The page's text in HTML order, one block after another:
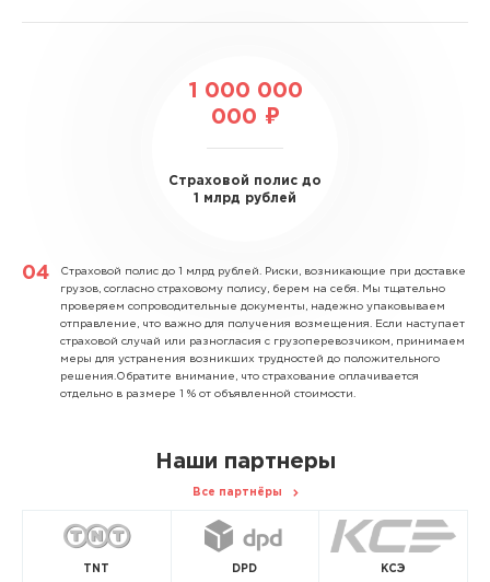
1 000 000
000 ₽
Страховой полис до
1 млрд рублей
Страховой полис до 1 млрд рублей. Риски, возникающие при доставке
грузов, согласно страховому полису, берем на себя. Мы тщательно
проверяем сопроводительные документы, надежно упаковываем
отправление, что важно для получения возмещения. Если наступает
страховой случай или разногласия с грузоперевозчиком, принимаем
меры для устранения возникших трудностей до положительного
решения.Обратите внимание, что страхование оплачивается
отдельно в размере 1 % от объявленной стоимости.
Наши партнеры
Все партнёры
TNT DPD КСЭ